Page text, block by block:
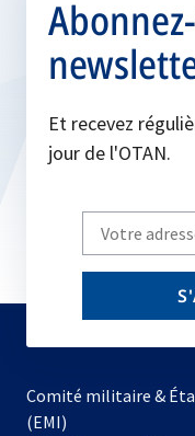
Et recevez
jour de l'OTAN.
Write
your
email
Comité militaire &
(EMI)